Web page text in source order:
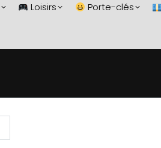
Loisirs Porte-clés